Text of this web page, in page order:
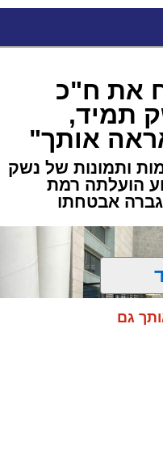
את ח"כ
תמיד,
אותך"
ותמונות של נשק
הועלתה רמת
אבטחתו
גם